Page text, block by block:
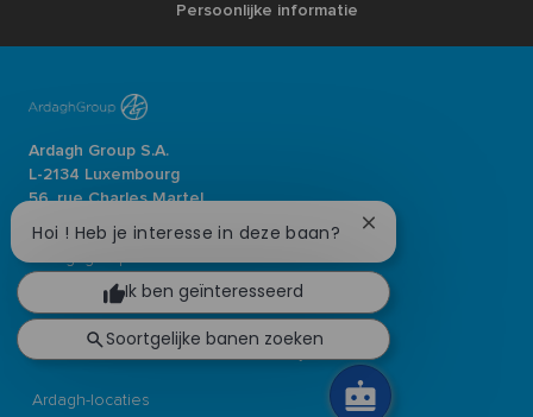
Persoonlijke informatie
Ardagh Group S.A.
L-2134 Luxembourg
56, rue Charles Martel
Luxembourg
Vacatures bekijken
Word lid van onze Talent Community
Ardagh-locaties
Hoi ! Heb je interesse in deze baan?
Chatbot-
melding
sluiten
Ik ben geïnteresseerd
Soortgelijke banen zoeken